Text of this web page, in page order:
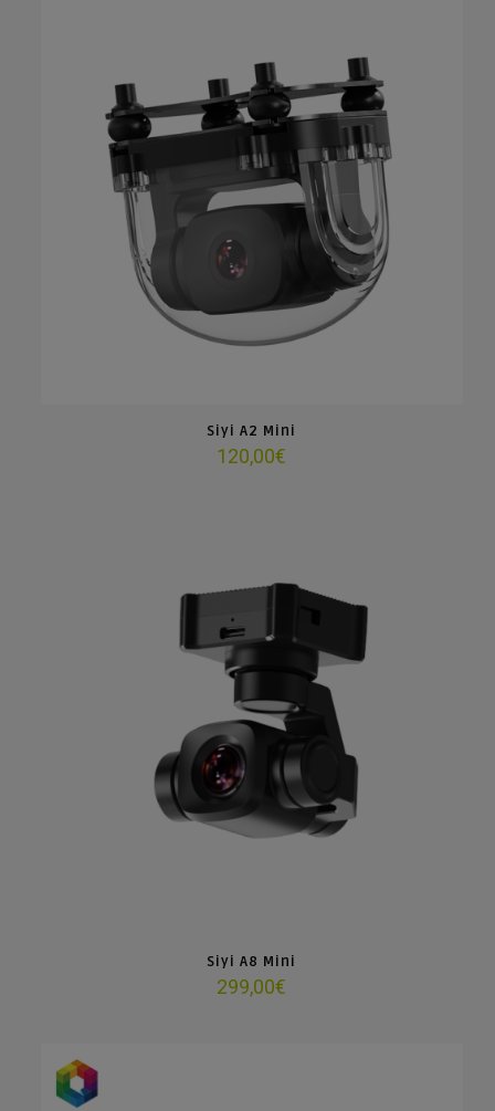
Siyi A2 Mini
120,00€
Siyi A8 Mini
299,00€